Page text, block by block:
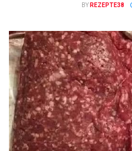
BY REZEPTE38